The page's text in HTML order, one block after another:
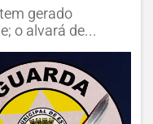
gerado
o alvará de...